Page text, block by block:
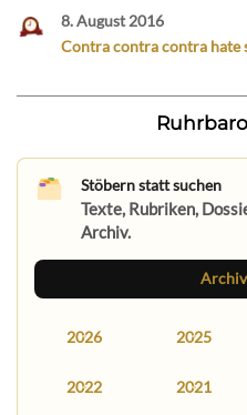
8. August 2016
Contra contra contra hate
Stöbern statt suchen
Texte, Rubriken,
Archiv.
2026 2025
2022 2021